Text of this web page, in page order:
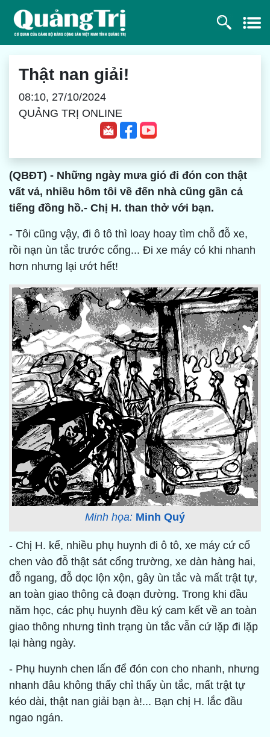
Thật nan giải!
08:10, 27/10/2024
QUẢNG TRỊ ONLINE
(QBĐT) - Những ngày mưa gió đi đón con thật
vất vả, nhiều hôm tôi về đến nhà cũng gần cả
tiếng đồng hồ.- Chị H. than thở với bạn.
- Tôi cũng vậy, đi ô tô thì loay hoay tìm chỗ đỗ xe,
rồi nạn ùn tắc trước cổng... Đi xe máy có khi nhanh
hơn nhưng lại ướt hết!
Minh họa: Minh Quý
- Chị H. kể, nhiều phụ huynh đi ô tô, xe máy cứ cố
chen vào đỗ thật sát cổng trường, xe dàn hàng hai,
đỗ ngang, đỗ dọc lộn xộn, gây ùn tắc và mất trật tự,
an toàn giao thông cả đoạn đường. Trong khi đầu
năm học, các phụ huynh đều ký cam kết về an toàn
giao thông nhưng tình trạng ùn tắc vẫn cứ lặp đi lặp
lại hàng ngày.
- Phụ huynh chen lấn để đón con cho nhanh, nhưng
nhanh đâu không thấy chỉ thấy ùn tắc, mất trật tự
kéo dài, thật nan giải bạn à!... Bạn chị H. lắc đầu
ngao ngán.